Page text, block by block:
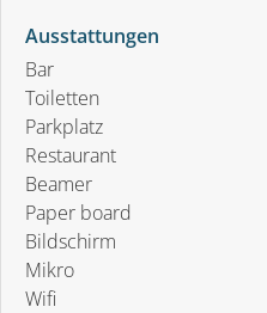
Ausstattungen
Bar
Toiletten
Parkplatz
Restaurant
Beamer
Paper board
Bildschirm
Mikro
Wifi